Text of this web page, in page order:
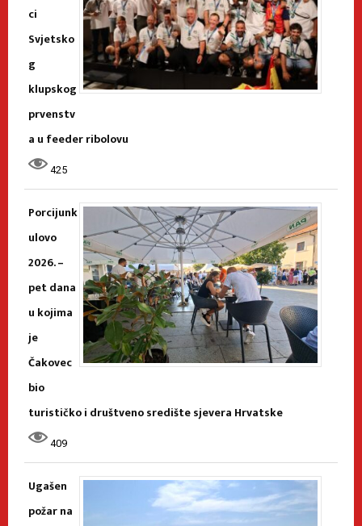
ci
Svjetsko
g
klupskog
prvenstv
a u feeder ribolovu
425
Porcijunk
ulovo
2026. –
pet dana
u kojima
je
Čakovec
bio
turističko i društveno središte sjevera Hrvatske
409
Ugašen
požar na